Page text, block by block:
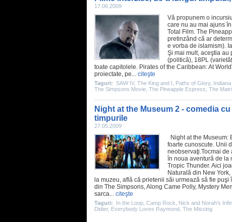
17.06.2009
Vă propunem o
care nu au mai ajuns
Total Film. The
pretinzând că ar
e vorba de islamism).
Şi mai mult, aceştia au
(politică), 18PL
toate capitolele. Pirates of the Caribbean: At
proiectate, pe... citeşte
Taguri: SAW IV, The King and I Paths of Glory,
The Simpsons Movie The Pineapple Express The
Night at the Museum 2 - comedia
timpurile
27.05.2009
Night at the Museum:
foarte cunoscute. Unii
neobservaţi.Tocmai
în noua aventură de la
Tropic Thunder. Aici
Naturală din New
la muzeu, află că prietenii săi urmează să fie
din The Simpsons,Along Came Polly, Mystery Men
sarca... citeşte
Taguri: In the Loop Camp Rock Nick and Norah's
Didier, Everybody Loves Raymond The Missing